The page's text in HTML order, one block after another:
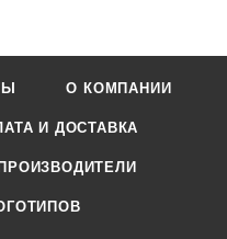
О КОМПАНИИ
И ДОСТАВКА
ПРОИЗВОДИТЕЛИ